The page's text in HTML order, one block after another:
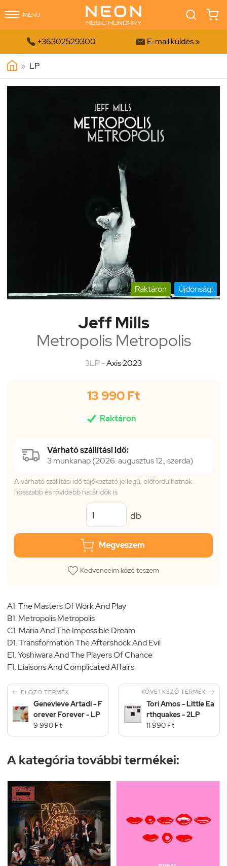
MENÜ
 +36302529300  E-mail küldés »
» LP
Raktáron Újdonság!
Jeff Mills
Metropolis Metropolis
3LP -Axis 2023
13 990 Ft
 Raktáron
Várható szállítási idő:
3 munkanap (2026. augusztus 12., szerda)
A várható szállítási idő tájékoztató jellegű, előfordulhatnak
hosszabb és rövidebb határidők is
db
Megveszem
Kedvenceim közé teszem
A1. The Masters Of Work And Play
B1. Metropolis Metropolis
C1. Maria And The Impossible Dream
D1. Transformation The Aftershock And Evil
E1. Yoshiwara And The Players Of Chance
F1. Liaisons And Complicated Affairs
 ELŐZŐ TERMÉK
Genevieve Artadi - F
orever Forever - LP
9 990 Ft
KÖVETKEZŐ TERMÉK 
Tori Amos - Little Ea
rthquakes - 2LP
11 990 Ft
A kategória további termékei: